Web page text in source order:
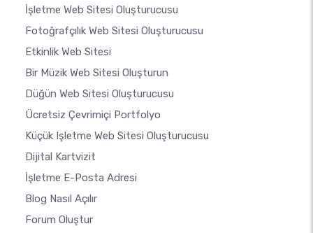
İşletme Web Sitesi Oluşturucusu
Fotoğrafçılık Web Sitesi Oluşturucusu
Etkinlik Web Sitesi
Bir Müzik Web Sitesi Oluşturun
Düğün Web Sitesi Oluşturucusu
Ücretsiz Çevrimiçi Portfolyo
Küçük Işletme Web Sitesi Oluşturucusu
Dijital Kartvizit
İşletme E-Posta Adresi
Blog Nasıl Açılır
Forum Oluştur